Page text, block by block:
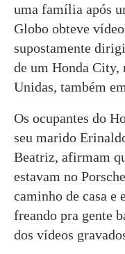
uma família após
Globo obteve
supostamente
de um Honda City,
Unidas, também
Os ocupantes do
seu marido
Beatriz, afirmam
estavam no
caminho de casa e
freando pra gente
dos vídeos